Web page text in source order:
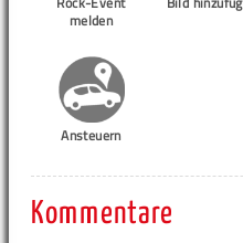
melden
Ansteuern
Kommentare